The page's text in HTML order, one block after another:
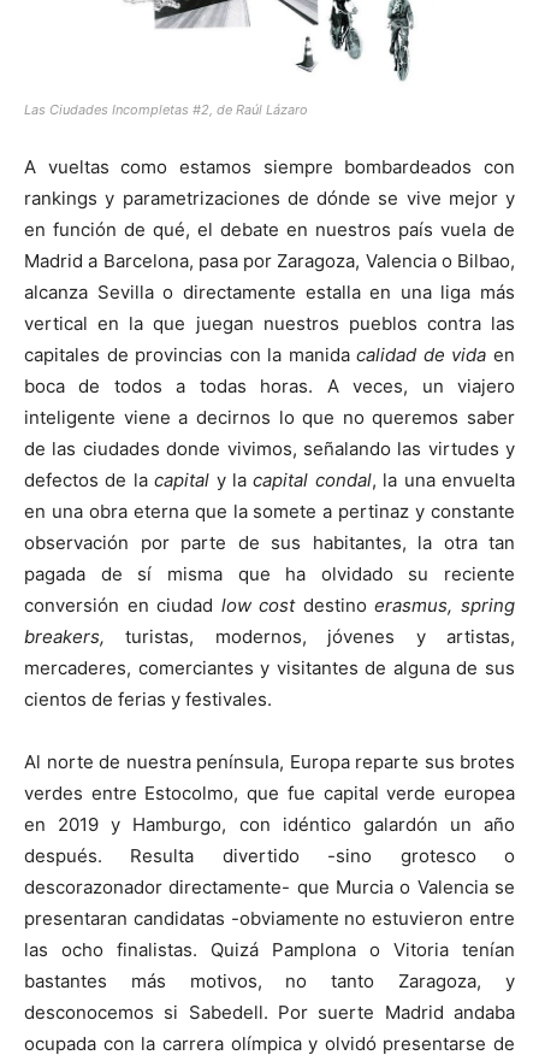
Las Ciudades Incompletas #2, de Raúl Lázaro
A vueltas como estamos siempre bombardeados con
rankings y parametrizaciones de dónde se vive mejor y
en función de qué, el debate en nuestros país vuela de
Madrid a Barcelona, pasa por Zaragoza, Valencia o Bilbao,
alcanza Sevilla o directamente estalla en una liga más
vertical en la que juegan nuestros pueblos contra las
capitales de provincias con la manidacalidad de vida en
boca de todos a todas horas. A veces, un viajero
inteligente viene a decirnos lo que no queremos saber
de las ciudades donde vivimos, señalando las virtudes y
defectos de lacapital y lacapital condal, la una envuelta
en una obra eterna que la somete a pertinaz y constante
observación por parte de sus habitantes, la otra tan
pagada de sí misma que ha olvidado su reciente
conversión en ciudad low costdestinoerasmus, spring
breakers, turistas, modernos, jóvenes y artistas,
mercaderes, comerciantes y visitantes de alguna de sus
cientos de ferias y festivales.
Al norte de nuestra península, Europa reparte sus brotes
verdes entre Estocolmo, que fue capital verde europea
en 2019 y Hamburgo, con idéntico galardón un año
después. Resulta divertido -sino grotesco o
descorazonador directamente- que Murcia o Valencia se
presentaran candidatas -obviamente no estuvieron entre
las ocho finalistas. Quizá Pamplona o Vitoria tenían
bastantes más motivos, no tanto Zaragoza, y
desconocemos si Sabedell. Por suerte Madrid andaba
ocupada con la carrera olímpica y olvidó presentarse de